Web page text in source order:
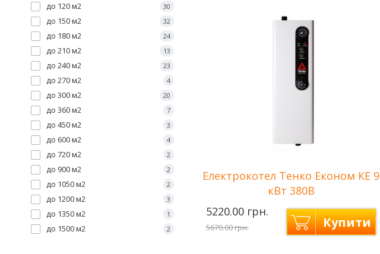
до 120 м2 30
до 150 м2 32
до 180 м2 24
до 210 м2 13
до 240 м2 23
до 270 м2 4
до 300 м2 20
до 360 м2 7
до 450 м2 3
до 600 м2 4
до 720 м2 2
до 900 м2 2
до 1050 м2 2
до 1200 м2 3
до 1350 м2 1
до 1500 м2 2
Количество ступеней
Електрокотел Тенко Економ КЕ 9
кВт 380В
5220.00 грн.
5670.00 грн. Купити